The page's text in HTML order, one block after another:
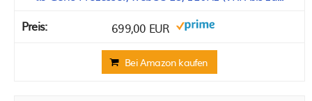
699,00 EUR
Bei Amazon kaufen